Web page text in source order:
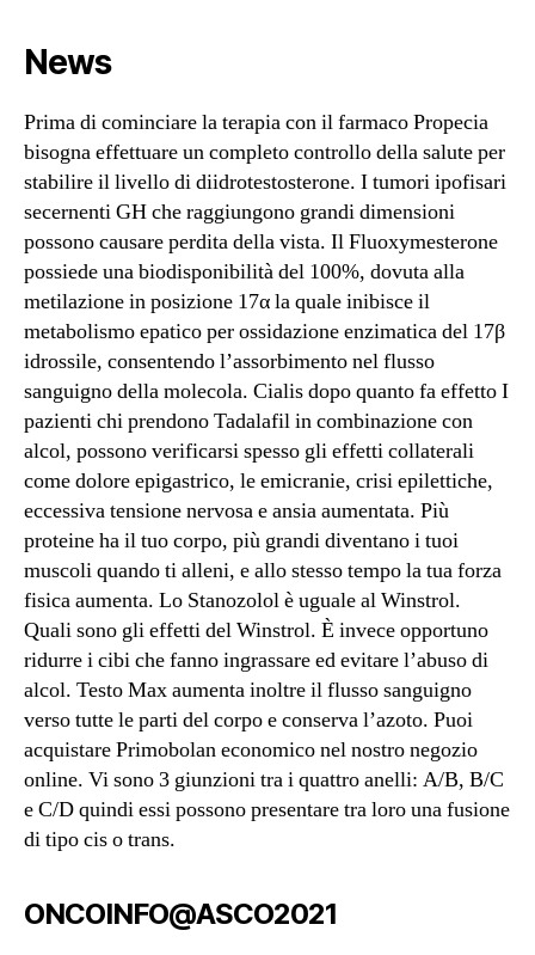
News
Prima di cominciare la terapia con il farmaco Propecia
bisogna effettuare un completo controllo della salute per
stabilire il livello di diidrotestosterone. I tumori ipofisari
secernenti GH che raggiungono grandi dimensioni
possono causare perdita della vista. Il Fluoxymesterone
possiede una biodisponibilità del 100%, dovuta alla
metilazione in posizione 17α la quale inibisce il
metabolismo epatico per ossidazione enzimatica del 17β
idrossile, consentendo l’assorbimento nel flusso
sanguigno della molecola. Cialis dopo quanto fa effetto I
pazienti chi prendono Tadalafil in combinazione con
alcol, possono verificarsi spesso gli effetti collaterali
come dolore epigastrico, le emicranie, crisi epilettiche,
eccessiva tensione nervosa e ansia aumentata. Più
proteine ha il tuo corpo, più grandi diventano i tuoi
muscoli quando ti alleni, e allo stesso tempo la tua forza
fisica aumenta. Lo Stanozolol è uguale al Winstrol.
Quali sono gli effetti del Winstrol. È invece opportuno
ridurre i cibi che fanno ingrassare ed evitare l’abuso di
alcol. Testo Max aumenta inoltre il flusso sanguigno
verso tutte le parti del corpo e conserva l’azoto. Puoi
acquistare Primobolan economico nel nostro negozio
online. Vi sono 3 giunzioni tra i quattro anelli: A/B, B/C
e C/D quindi essi possono presentare tra loro una fusione
di tipo cis o trans.
ONCOINFO@ASCO2021